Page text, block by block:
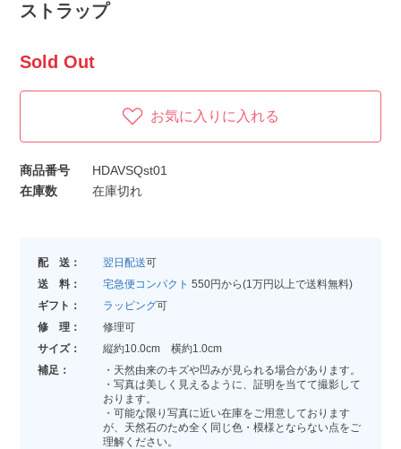
ストラップ
Sold Out
お気に入りに入れる
商品番号
HDAVSQst01
在庫数
在庫切れ
配 送： 翌日配送可
送 料：
宅急便コンパクト 550円から(1万円以上で送料無料)
ギフト：
ラッピング可
修 理：
修理可
サイズ：
縦約10.0cm 横約1.0cm
補足：
・天然由来のキズや凹みが見られる場合があります。
・写真は美しく見えるように、証明を当てて撮影して
おります。
・可能な限り写真に近い在庫をご用意しております
が、天然石のため全く同じ色・模様とならない点をご
理解ください。